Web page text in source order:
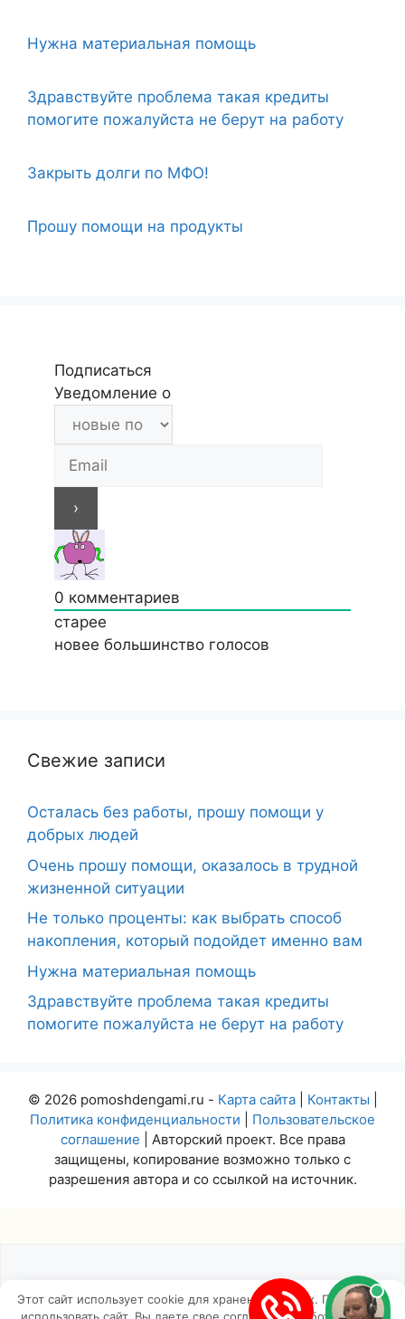
Нужна материальная помощь
Здравствуйте проблема такая кредиты
помогите пожалуйста не берут на работу
Закрыть долги по МФО!
Прошу помощи на продукты
Подписаться
Уведомление о
0 комментариев
старее
новее большинство голосов
Свежие записи
Осталась без работы, прошу помощи у
добрых людей
Очень прошу помощи, оказалось в трудной
жизненной ситуации
Не только проценты: как выбрать способ
накопления, который подойдет именно вам
Нужна материальная помощь
Здравствуйте проблема такая кредиты
помогите пожалуйста не берут на работу
© 2026 pomoshdengami.ru - Карта сайта| Контакты
Политика конфиденциальности
Пользовательское
соглашение | Авторский проект. Все права
защищены, копирование возможно только с
разрешения автора и со ссылкой на источник.
Этот сайт использует cookie для хранения данных. Продолжая